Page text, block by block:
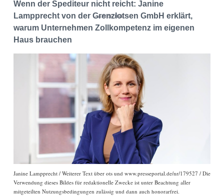
Wenn der Spediteur nicht reicht: Janine
Lampprecht von der Grenzlotsen GmbH erklärt,
warum Unternehmen Zollkompetenz im eigenen
Haus brauchen
Janine Lampprecht / Weiterer Text über ots und www.presseportal.de/nr/179527 / Die
Verwendung dieses Bildes für redaktionelle Zwecke ist unter Beachtung aller
mitgeteilten Nutzungsbedingungen zulässig und dann auch honorarfrei.